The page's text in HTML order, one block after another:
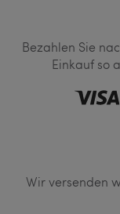
Bezahlen Sie
Einkauf so
Wir versenden